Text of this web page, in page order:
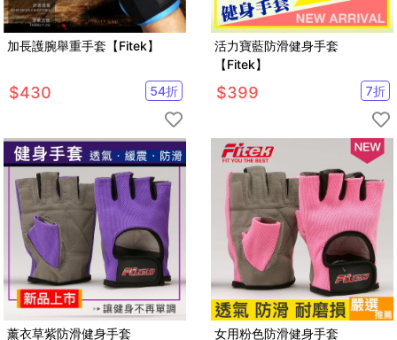
加長護腕舉重手套【Fitek】
$430 54折
活力寶藍防滑健身手套
【Fitek】
$399 7折
薰衣草紫防滑健身手套
女用粉色防滑健身手套